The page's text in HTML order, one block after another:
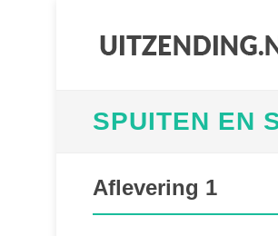
SPUITEN EN
Aflevering 1